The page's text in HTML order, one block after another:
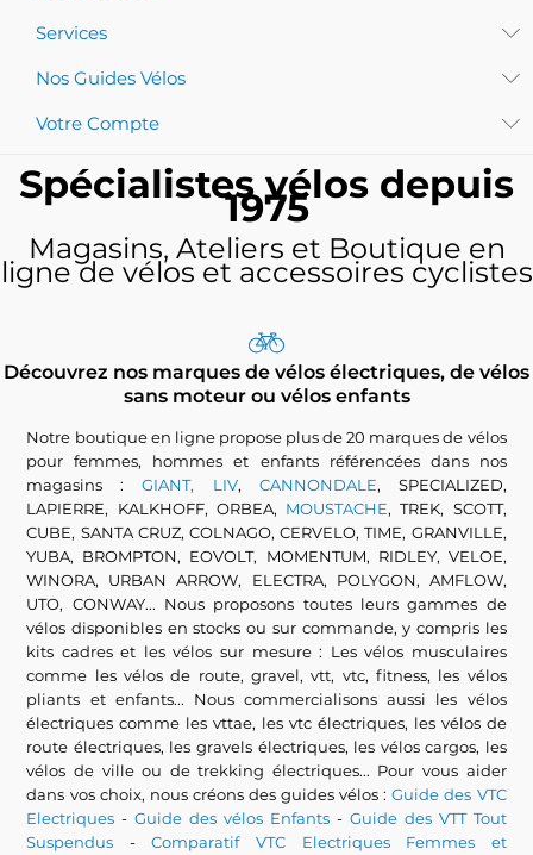
Services
Nos Guides Vélos
Votre Compte
Spécialistes vélos depuis
1975
Magasins, Ateliers et Boutique en
ligne de vélos et accessoires cyclistes
Découvrez nos marques de vélos électriques, de vélos
sans moteur ou vélos enfants
Notre boutique en ligne propose plus de 20 marques de vélos
pour femmes, hommes et enfants référencées dans nos
magasins :GIANT, LIV, CANNONDALE, SPECIALIZED,
LAPIERRE, KALKHOFF, ORBEA, MOUSTACHE, TREK, SCOTT,
CUBE, SANTA CRUZ, COLNAGO, CERVELO, TIME, GRANVILLE,
YUBA, BROMPTON, EOVOLT, MOMENTUM, RIDLEY, VELOE,
WINORA, URBAN ARROW, ELECTRA, POLYGON, AMFLOW,
UTO, CONWAY... Nous proposons toutes leurs gammes de
vélos disponibles en stocks ou sur commande, y compris les
kits cadres et les vélos sur mesure : Les vélos musculaires
comme les vélos de route, gravel, vtt, vtc, fitness, les vélos
pliants et enfants... Nous commercialisons aussi les vélos
électriques comme les vttae, les vtc électriques, les vélos de
route électriques, les gravels électriques, les vélos cargos, les
vélos de ville ou de trekking électriques... Pour vous aider
dans vos choix, nous créons des guides vélos :Guide des VTC
Electriques -Guide des vélos Enfants - Guide des VTT Tout
Suspendus -Comparatif VTC Electriques Femmes et